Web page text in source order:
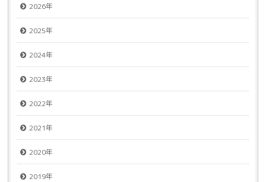
2026年
2025年
2024年
2023年
2022年
2021年
2020年
2019年